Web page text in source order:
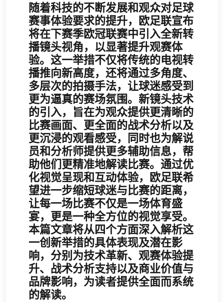
随着科技的不断发展和观众对足球
赛事体验要求的提升，欧足联宣布
将在下赛季欧冠联赛中引入全新转
播镜头视角，以显著提升观赛体
验。这一举措不仅将传统的电视转
播推向新高度，还将通过多角度、
多层次的拍摄手法，让球迷感受到
更为逼真的赛场氛围。新镜头技术
的引入，旨在为观众提供更清晰的
比赛画面、更全面的战术分析以及
更沉浸的观看感受，同时也为解说
员和分析师提供更多辅助信息，帮
助他们更精准地解读比赛。通过优
化视觉呈现和互动体验，欧足联希
望进一步缩短球迷与比赛的距离，
让每一场比赛不仅是一场体育盛
宴，更是一种全方位的视觉享受。
本篇文章将从四个方面深入解析这
一创新举措的具体表现及潜在影
响，分别为技术革新、观赛体验提
升、战术分析支持以及商业价值与
品牌影响，为读者提供全面而系统
的解读。